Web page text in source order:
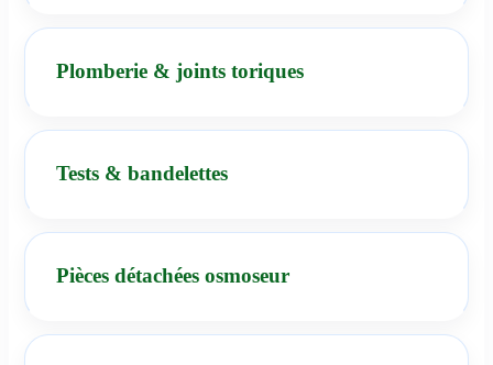
Plomberie & joints toriques
Tests & bandelettes
Pièces détachées osmoseur